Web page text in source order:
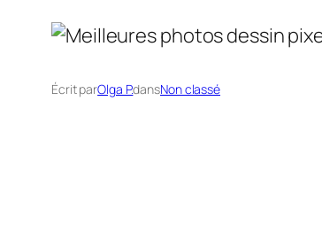
Écrit parOlga P.dansNon classé